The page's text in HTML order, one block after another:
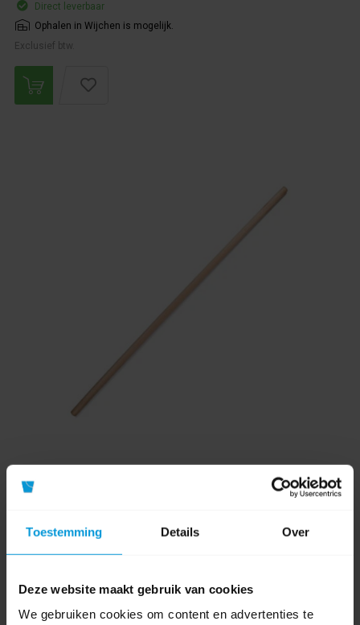
Toestemming Details Over
Deze website maakt gebruik van cookies
We gebruiken cookies om content en advertenties te
Direct leverbaar
Ophalen in Wijchen is mogelijk.
Exclusief btw.
Bezemsteel Hout 150 cm x 2,80 cm
Artikelnummer:10120119
Materiaal: Hout
Soort steel: Bezemsteel